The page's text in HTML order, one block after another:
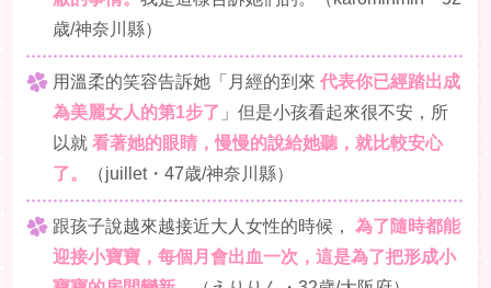
歳/神奈川縣）
用溫柔的笑容告訴她「月經的到來代表你已經踏出成
為美麗女人的第1步了 」但是小孩看起來很不安，所
以就看著她的眼睛，慢慢的說給她聽，就比較安心
了。
（juillet・47歳/神奈川縣）
跟孩子說越來越接近大人女性的時候，為了隨時都能
迎接小寶寶，每個月會出血一次，這是為了把形成小